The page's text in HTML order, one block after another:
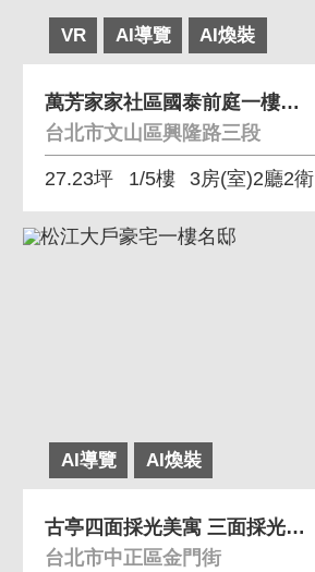
VR AI導覽 AI煥裝
萬芳家家社區國泰前庭一樓好停車 前庭院、門前可停車
台北市文山區興隆路三段
27.23坪 1/5樓 3房(室)2廳2衛
AI導覽 AI煥裝
古亭四面採光美寓 三面採光房間皆開窗通風佳
台北市中正區金門街